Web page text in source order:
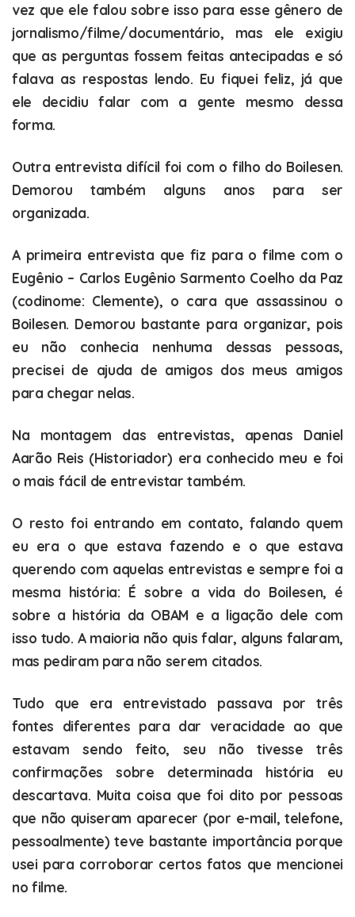
vez que ele falou sobre isso para esse gênero de
jornalismo/filme/documentário, mas ele exigiu
que as perguntas fossem feitas antecipadas e só
falava as respostas lendo. Eu fiquei feliz, já que
ele decidiu falar com a gente mesmo dessa
forma.
Outra entrevista difícil foi com o filho do Boilesen.
Demorou também alguns anos para ser
organizada.
A primeira entrevista que fiz para o filme com o
Eugênio – Carlos Eugênio Sarmento Coelho da Paz
(codinome: Clemente), o cara que assassinou o
Boilesen. Demorou bastante para organizar, pois
eu não conhecia nenhuma dessas pessoas,
precisei de ajuda de amigos dos meus amigos
para chegar nelas.
Na montagem das entrevistas, apenas Daniel
Aarão Reis (Historiador) era conhecido meu e foi
o mais fácil de entrevistar também.
O resto foi entrando em contato, falando quem
eu era o que estava fazendo e o que estava
querendo com aquelas entrevistas e sempre foi a
mesma história: É sobre a vida do Boilesen, é
sobre a história da OBAM e a ligação dele com
isso tudo. A maioria não quis falar, alguns falaram,
mas pediram para não serem citados.
Tudo que era entrevistado passava por três
fontes diferentes para dar veracidade ao que
estavam sendo feito, seu não tivesse três
confirmações sobre determinada história eu
descartava. Muita coisa que foi dito por pessoas
que não quiseram aparecer (por e-mail, telefone,
pessoalmente) teve bastante importância porque
usei para corroborar certos fatos que mencionei
no filme.